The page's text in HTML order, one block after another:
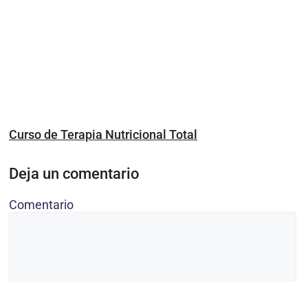
Curso de Terapia Nutricional Total
Deja un comentario
Comentario